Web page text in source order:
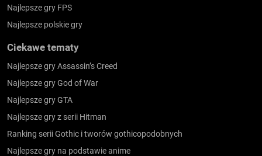
Najlepsze gry FPS
Najlepsze polskie gry
Ciekawe tematy
Najlepsze gry Assassin’s Creed
Najlepsze gry God of War
Najlepsze gry GTA
Najlepsze gry z serii Hitman
Ranking serii Gothic i tworów gothicopodobnych
Najlepsze gry na podstawie anime